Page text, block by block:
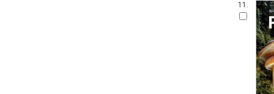
11.